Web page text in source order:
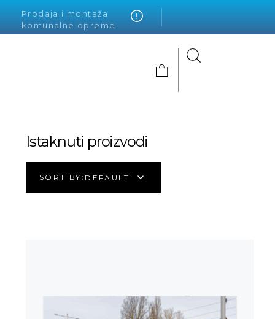
Prodaja i montaža
komunalne opreme
Istaknuti proizvodi
SORT BY: DEFAULT